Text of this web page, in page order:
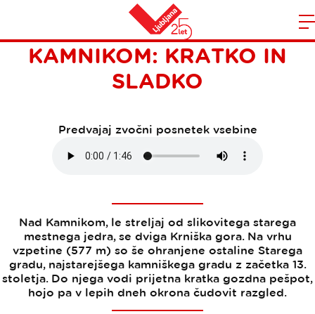
Domov
NA STARI GRAD NAD
KAMNIKOM: KRATKO IN
SLADKO
Predvajaj zvočni posnetek vsebine
Nad Kamnikom, le streljaj od slikovitega starega
mestnega jedra, se dviga Krniška gora. Na vrhu
vzpetine (577 m) so še ohranjene ostaline Starega
gradu, najstarejšega kamniškega gradu z začetka 13.
stoletja. Do njega vodi prijetna kratka gozdna pešpot,
hojo pa v lepih dneh okrona čudovit razgled.